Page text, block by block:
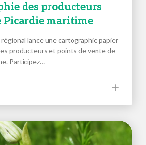
des producteurs
Picardie maritime
lance une cartographie papier
producteurs et points de vente de
Participez…